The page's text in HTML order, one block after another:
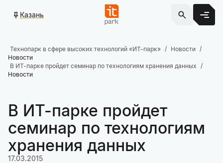
Казань
Технопарк в сфере высоких технологий «ИТ-парк»
Новости
Новости
В ИТ-парке пройдет семинар по технологиям хранения данных
Новости
В ИТ-парке пройдет
семинар по технологиям
хранения данных
17.03.2015